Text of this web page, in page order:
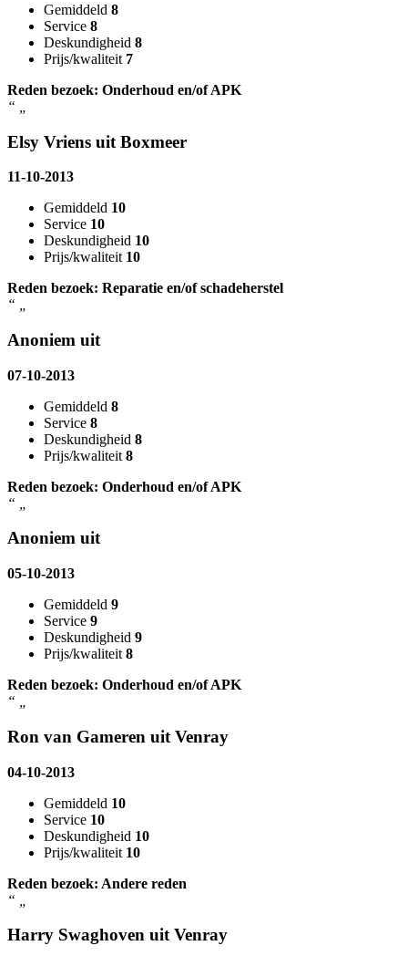
Gemiddeld 8
Service 8
Deskundigheid 8
Prijs/kwaliteit 7
Reden bezoek: Onderhoud en/of APK
“
Elsy Vriens uit Boxmeer
11-10-2013
Gemiddeld 10
Service 10
Deskundigheid 10
Prijs/kwaliteit 10
Reden bezoek: Reparatie en/of schadeherstel
“
Anoniem uit
07-10-2013
Gemiddeld 8
Service 8
Deskundigheid 8
Prijs/kwaliteit 8
Reden bezoek: Onderhoud en/of APK
“
Anoniem uit
05-10-2013
Gemiddeld 9
Service 9
Deskundigheid 9
Prijs/kwaliteit 8
Reden bezoek: Onderhoud en/of APK
“
Ron van Gameren uit Venray
04-10-2013
Gemiddeld 10
Service 10
Deskundigheid 10
Prijs/kwaliteit 10
Reden bezoek: Andere reden
“
Harry Swaghoven uit Venray